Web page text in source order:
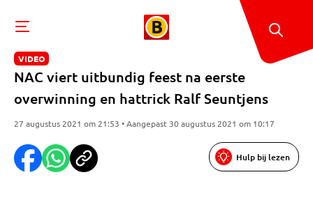
VIDEO
NAC viert uitbundig feest na eerste
overwinning en hattrick Ralf Seuntjens
27 augustus 2021 om 21:53 • Aangepast 30 augustus 2021 om 10:17
Hulp bij lezen